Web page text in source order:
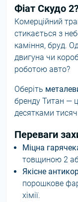
Фіат Скудо
Комерційний
стикається з
каміння, бруд.
двигуна чи
роботою авто?
Оберіть
бренду Титан —
десятками тисяч
Переваги
Міцна
товщиною 2
Якісне
порошкове
хімії.